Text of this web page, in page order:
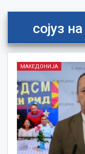
сојуз
МАКЕДОНИЈА